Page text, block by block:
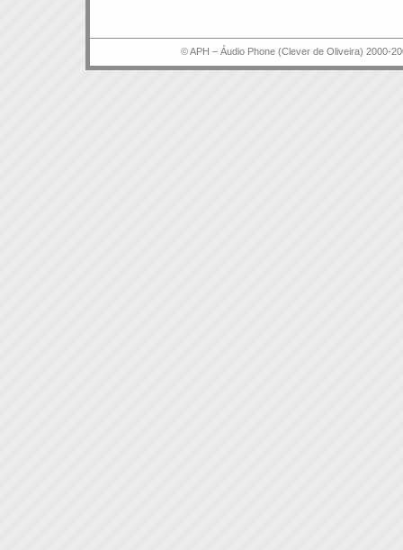
© APH – Áudio Phone (Clever de Oliveira) 2000-